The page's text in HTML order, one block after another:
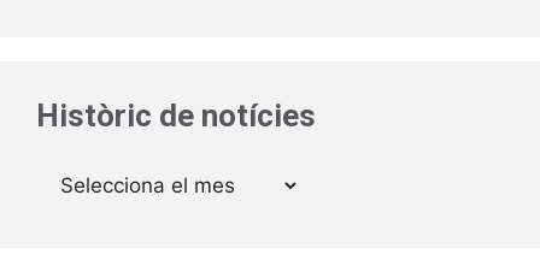
Històric de notícies
Arxius